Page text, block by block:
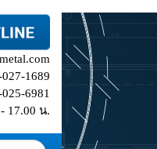
1689
6981
17.00 น.